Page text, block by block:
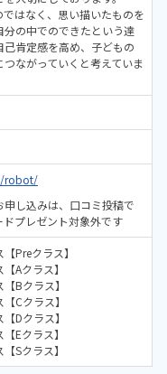
はなく、思い描いたものを
の中でのできたという達
肯定感を高め、子どもの
ながっていくと考えていま
robot/
し込みは、口コミ投稿で
プレゼント対象外です
Preクラス】
Aクラス】
Bクラス】
Cクラス】
Dクラス】
Eクラス】
Sクラス】